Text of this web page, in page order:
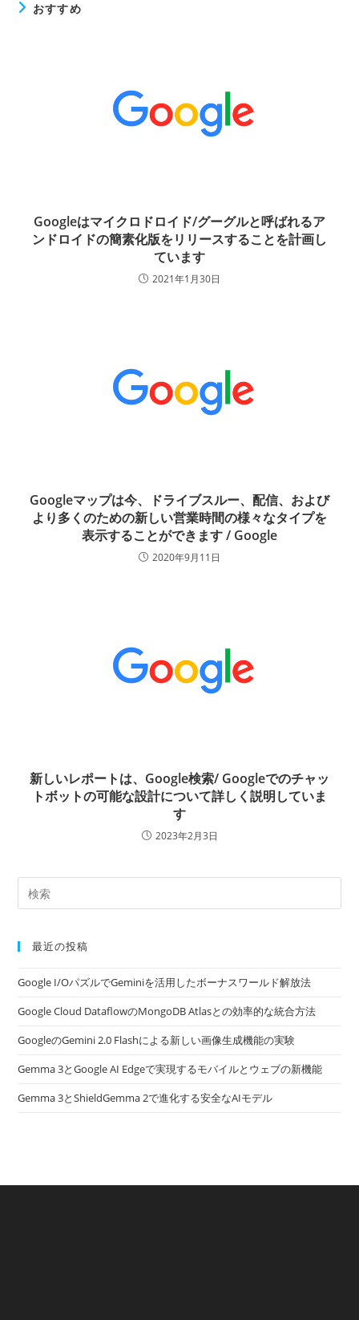
おすすめ
Googleはマイクロドロイド/グーグルと呼ばれるア
ンドロイドの簡素化版をリリースすることを計画し
ています
2021年1月30日
Googleマップは今、ドライブスルー、配信、および
より多くのための新しい営業時間の様々なタイプを
表示することができます / Google
2020年9月11日
新しいレポートは、Google検索/ Googleでのチャッ
トボットの可能な設計について詳しく説明していま
す
2023年2月3日
最近の投稿
Google I/OパズルでGeminiを活用したボーナスワールド解放法
Google Cloud DataflowのMongoDB Atlasとの効率的な統合方法
GoogleのGemini 2.0 Flashによる新しい画像生成機能の実験
Gemma 3とGoogle AI Edgeで実現するモバイルとウェブの新機能
Gemma 3とShieldGemma 2で進化する安全なAIモデル